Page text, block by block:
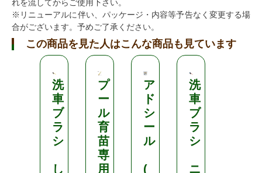
れを流してからご使用下さい。
※リニューアルに伴い、パッケージ・内容等予告なく変更する場
合がございます。予めご了承ください。
この商品を見た人はこんな商品も見ています
洗
車
ブ
ラ
シ
し
プ
ー
ル
育
苗
専
用
ア
ド
シ
ー
ル
(
洗
車
ブ
ラ
シ
ニ